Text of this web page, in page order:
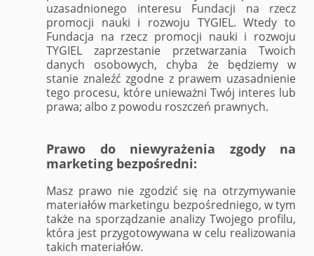
uzasadnionego interesu Fundacji na rzecz
promocji nauki i rozwoju TYGIEL. Wtedy to
Fundacja na rzecz promocji nauki i rozwoju
TYGIEL zaprzestanie przetwarzania Twoich
danych osobowych, chyba że będziemy w
stanie znaleźć zgodne z prawem uzasadnienie
tego procesu, które unieważni Twój interes lub
prawa; albo z powodu roszczeń prawnych.
Prawo do niewyrażenia zgody na
marketing bezpośredni:
Masz prawo nie zgodzić się na otrzymywanie
materiałów marketingu bezpośredniego, w tym
także na sporządzanie analizy Twojego profilu,
która jest przygotowywana w celu realizowania
takich materiałów.